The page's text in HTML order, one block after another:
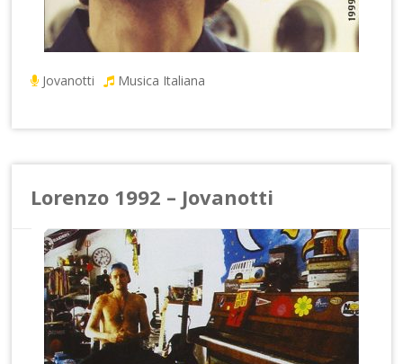
Jovanotti Musica Italiana
Lorenzo 1992 – Jovanotti